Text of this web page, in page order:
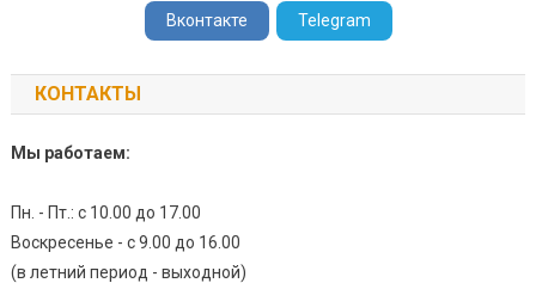
Вконтакте Telegram
КОНТАКТЫ
Мы работаем:
Пн. - Пт.: с 10.00 до 17.00
Воскресенье - с 9.00 до 16.00
(в летний период - выходной)